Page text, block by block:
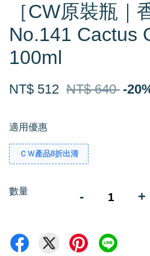
［CW原裝瓶｜
No.141 Cactus
100ml
NT$ 512 NT$ 640 -
適用優惠
ＣＷ產品8折出清
數量 - +